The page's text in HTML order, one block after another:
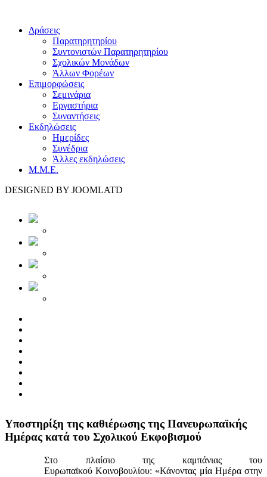
Δράσεις
Παρατηρητηρίου
Συντονιστών Παρατηρητηρίου
Σχολικών Μονάδων
Άλλων Φορέων
Επιμορφώσεις
Σεμινάρια
Εργαστήρια
Συναντήσεις
Εκδηλώσεις
Ημερίδες
Συνέδρια
Άλλες εκδηλώσεις
Μ.Μ.Ε.
DESIGNED BY JOOMLATD
Yποστηρίξη της καθιέρωσης της Πανευρωπαϊκής
Ημέρας κατά του Σχολικού Εκφοβισμού
Στο πλαίσιο της καμπάνιας του
Ευρωπαϊκού Κοινοβουλίου: «Κάνοντας μία Ημέρα στην